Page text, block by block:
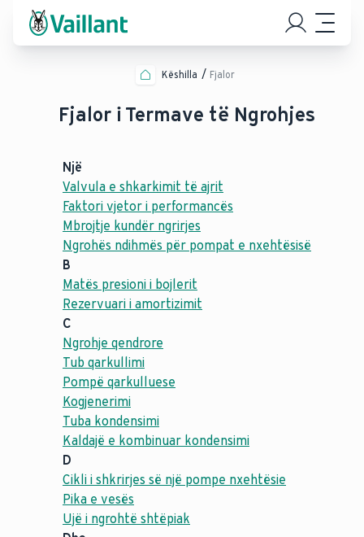
Këshilla Fjalor
Fjalor i Termave të Ngrohjes
Një
Valvula e shkarkimit të ajrit
Faktori vjetor i performancës
Mbrojtje kundër ngrirjes
Ngrohës ndihmës për pompat e nxehtësisë
B
Matës presioni i bojlerit
Rezervuari i amortizimit
C
Ngrohje qendrore
Tub qarkullimi
Pompë qarkulluese
Kogjenerimi
Tuba kondensimi
Kaldajë e kombinuar kondensimi
D
Cikli i shkrirjes së një pompe nxehtësie
Pika e vesës
Ujë i ngrohtë shtëpiak